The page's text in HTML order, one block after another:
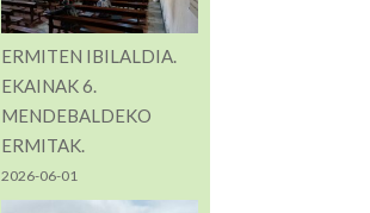
ERMITEN IBILALDIA.
EKAINAK 6.
MENDEBALDEKO
ERMITAK.
2026-06-01